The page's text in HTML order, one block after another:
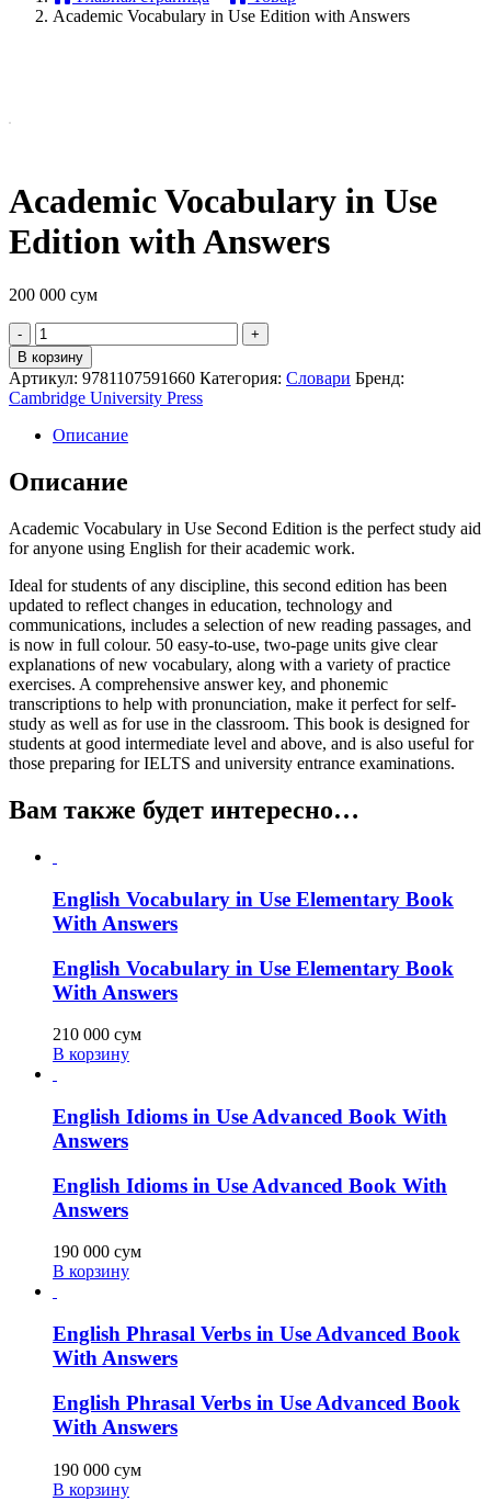
Academic Vocabulary in Use Edition with Answers
Academic Vocabulary in Use
Edition with Answers
200 000 сум
Quantity
В корзину
Артикул: 9781107591660 Категория: Словари Бренд:
Cambridge University Press
Описание
Описание
Academic Vocabulary in Use Second Edition is the perfect study aid
for anyone using English for their academic work.
Ideal for students of any discipline, this second edition has been
updated to reflect changes in education, technology and
communications, includes a selection of new reading passages, and
is now in full colour. 50 easy-to-use, two-page units give clear
explanations of new vocabulary, along with a variety of practice
exercises. A comprehensive answer key, and phonemic
transcriptions to help with pronunciation, make it perfect for self-
study as well as for use in the classroom. This book is designed for
students at good intermediate level and above, and is also useful for
those preparing for IELTS and university entrance examinations.
Вам также будет интересно…
English Vocabulary in Use Elementary Book
With Answers
English Vocabulary in Use Elementary Book
With Answers
210 000 сум
В корзину
English Idioms in Use Advanced Book With
Answers
English Idioms in Use Advanced Book With
Answers
190 000 сум
В корзину
English Phrasal Verbs in Use Advanced Book
With Answers
English Phrasal Verbs in Use Advanced Book
With Answers
190 000 сум
В корзину